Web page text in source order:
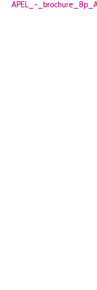
APEL_-